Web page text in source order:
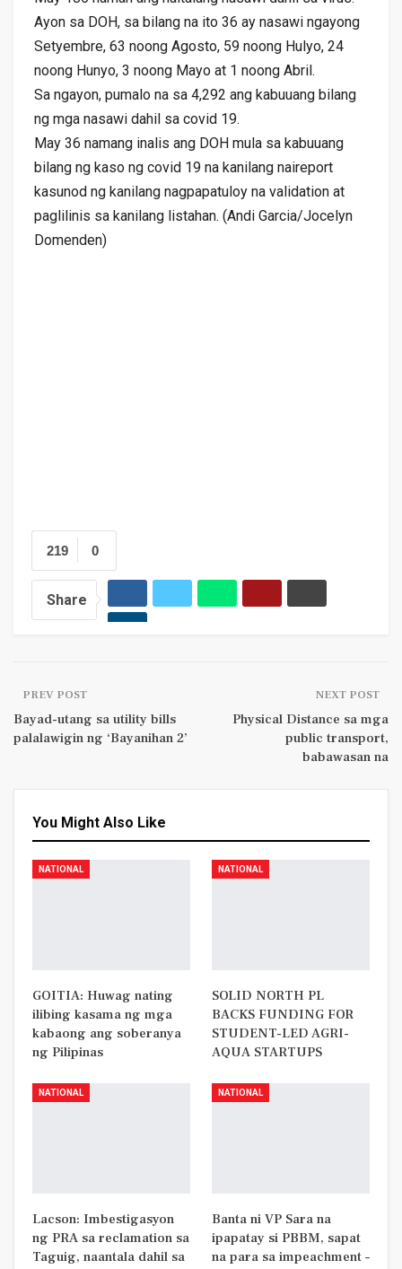
Ayon sa DOH, sa bilang na ito 36 ay nasawi ngayong
Setyembre, 63 noong Agosto, 59 noong Hulyo, 24
noong Hunyo, 3 noong Mayo at 1 noong Abril.
Sa ngayon, pumalo na sa 4,292 ang kabuuang bilang
ng mga nasawi dahil sa covid 19.
May 36 namang inalis ang DOH mula sa kabuuang
bilang ng kaso ng covid 19 na kanilang naireport
kasunod ng kanilang nagpapatuloy na validation at
paglilinis sa kanilang listahan. (Andi Garcia/Jocelyn
Domenden)
0
219
Share
PREV POST
Bayad-utang sa utility bills
palalawigin ng ‘Bayanihan 2’
NEXT POST
Physical Distance sa mga
public transport,
babawasan na
You Might Also Like
NATIONAL
GOITIA: Huwag nating
ilibing kasama ng mga
kabaong ang soberanya
ng Pilipinas
NATIONAL
SOLID NORTH PL
BACKS FUNDING FOR
STUDENT-LED AGRI-
AQUA STARTUPS
NATIONAL
Lacson: Imbestigasyon
ng PRA sa reclamation sa
Taguig, naantala dahil sa
NATIONAL
Banta ni VP Sara na
ipapatay si PBBM, sapat
na para sa impeachment –